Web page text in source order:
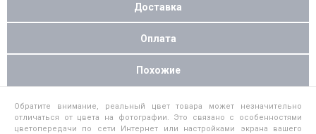
Доставка
Оплата
Похожие
Обратите внимание, реальный цвет товара может незначительно
отличаться от цвета на фотографии. Это связано с особенностями
цветопередачи по сети Интернет или настройками экрана вашего